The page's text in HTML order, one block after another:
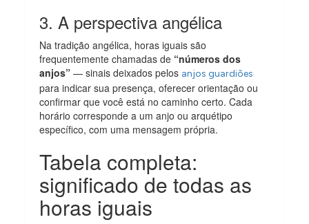
3. A perspectiva angélica
Na tradição angélica, horas iguais são
frequentemente chamadas de “números dos
anjos” — sinais deixados pelos anjos guardiões
para indicar sua presença, oferecer orientação ou
confirmar que você está no caminho certo. Cada
horário corresponde a um anjo ou arquétipo
específico, com uma mensagem própria.
Tabela completa:
significado de todas as
horas iguais